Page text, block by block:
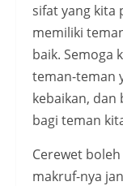
sifat yang kita
memiliki
baik. Semoga
teman-teman
kebaikan, dan
bagi teman
Cerewet
makruf-nya